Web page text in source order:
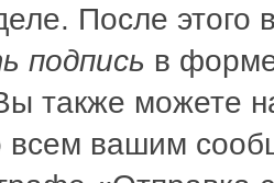
После
подпись в
также можете
всем вашим